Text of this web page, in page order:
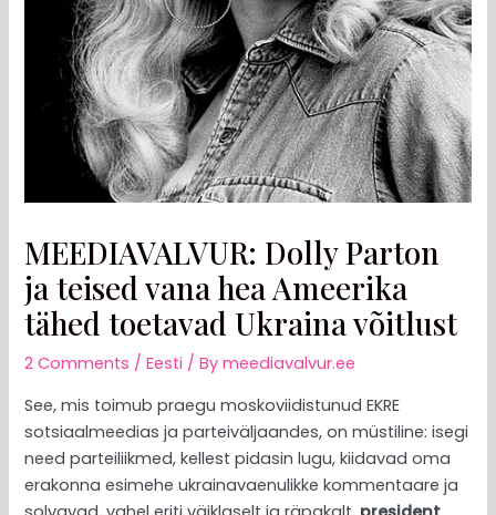
MEEDIAVALVUR: Dolly Parton
ja teised vana hea Ameerika
tähed toetavad Ukraina võitlust
2 Comments /Eesti / Bymeediavalvur.ee
See, mis toimub praegu moskoviidistunud EKRE
sotsiaalmeedias ja parteiväljaandes, on müstiline: isegi
need parteiliikmed, kellest pidasin lugu, kiidavad oma
erakonna esimehe ukrainavaenulikke kommentaare ja